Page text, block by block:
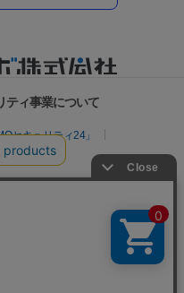
ティ事業について
セキュリティ24」